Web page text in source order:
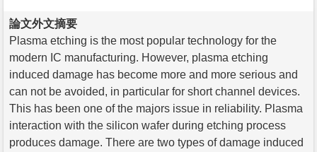
論文外文摘要
Plasma etching is the most popular technology for the
modern IC manufacturing. However, plasma etching
induced damage has become more and more serious and
can not be avoided, in particular for short channel devices.
This has been one of the majors issue in reliability. Plasma
interaction with the silicon wafer during etching process
produces damage. There are two types of damage induced